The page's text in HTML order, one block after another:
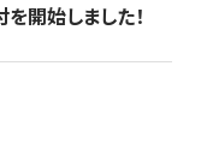
開始しました！